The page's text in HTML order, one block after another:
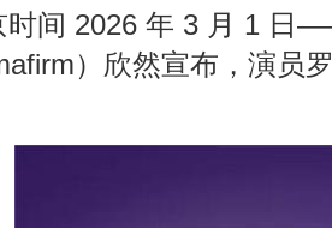
时间 2026 年 3 月 1 日
）欣然宣布，演员